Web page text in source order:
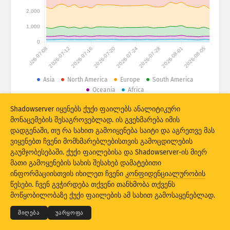
შეტევის სტატისტიკა: მოწყობილობები
მონაცემთა კომპლექტი
დააჯგუფეთ
ქვეყანა ტეგი
Stacking სტეკში განთავსებული გადაფარვა
ავტომატური განახლების შედეგები
განახლება
საწყის პარამეტრებზე
დაბრუნება
PNG-ს სახით ჩამოტვირთვა
2026-07-082026-07-122026-07-162026-07-202026-07-242026-07-282026-08-012026-08-05
0
1,000
2,000
Asia North America Europe
South America
Oceania
Africa
© 2026 The Shadowserver Foundation
© 2026THE SHADOWSERVER FOUNDATION
კონფიდენციალურობა და პირობები
დაგვიკავშირდით
კრედიტები
Shadowserver იყენებს ქუქი ფაილებს ანალიტიკური
მონაცემების შესაგროვებლად. ის გვეხმარება იმის
დადგენაში, თუ რა სახით გამოიყენება საიტი და აგრეთვე მას
ვიყენებთ ჩვენი მომხმარებლებისთვის გამოცდილების
გაუმჯობესებაში. ქუქი ფაილებისა და Shadowserver-ის მიერ
მათი გამოყენების სახის შესახებ დამატებითი
ინფორმაციისთვის იხილეთ ჩვენი კონფიდენციალურობის
წესები. ჩვენ გვჭირდება თქვენი თანხმობა თქვენს
მოწყობილობაზე ქუქი ფაილების ამ სახით გამოსაყენებლად.
მიღება უარყოფა